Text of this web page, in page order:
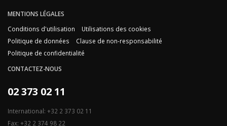
MENTIONS LÉGALES
Conditions d'utilisation
Utilisations des cookies
Politique de données
Clause de non-responsabilité
Politique de confidentialité
CONTACTEZ-NOUS
02 373 02 11
International: +32 2 373 02 11
Fax: +32 2 374 98 22